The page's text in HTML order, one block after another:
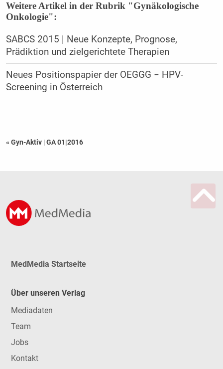
Weitere Artikel in der Rubrik "Gynäkologische
Onkologie":
SABCS 2015 | Neue Konzepte, Prognose,
Prädiktion und zielgerichtete Therapien
Neues Positionspapier der OEGGG − HPV-
Screening in Österreich
« Gyn-Aktiv |GA 01|2016
MedMedia Startseite
Über unseren Verlag
Mediadaten
Team
Jobs
Kontakt